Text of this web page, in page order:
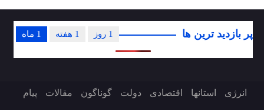
پر بازدید ترین ها 1 ماه 1 هفته 1 روز
انرژی استانها اقتصادی دولت گوناگون مقالات پیام